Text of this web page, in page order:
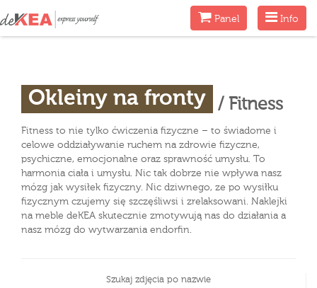
Menu
Info
MenuPanel
Okleiny na fronty / Fitness
Fitness to nie tylko ćwiczenia fizyczne – to świadome i
celowe oddziaływanie ruchem na zdrowie fizyczne,
psychiczne, emocjonalne oraz sprawność umysłu. To
harmonia ciała i umysłu. Nic tak dobrze nie wpływa nasz
mózg jak wysiłek fizyczny. Nic dziwnego, ze po wysiłku
fizycznym czujemy się szczęśliwsi i zrelaksowani. Naklejki
na meble deKEA skutecznie zmotywują nas do działania a
nasz mózg do wytwarzania endorfin.
Szukaj zdjęcia po nazwie